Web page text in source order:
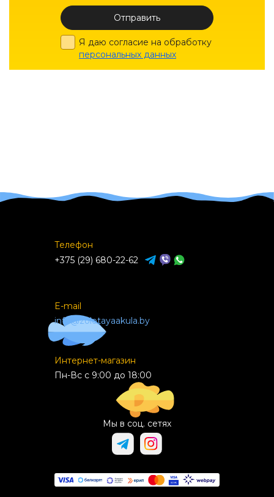
Отправить
Я даю согласие на обработку
персональных данных
Телефон
+375 (29) 680-22-62
E-mail
info@zolotayaakula.by
Интернет-магазин
Пн-Вс с 9:00 до 18:00
Мы в соц. сетях